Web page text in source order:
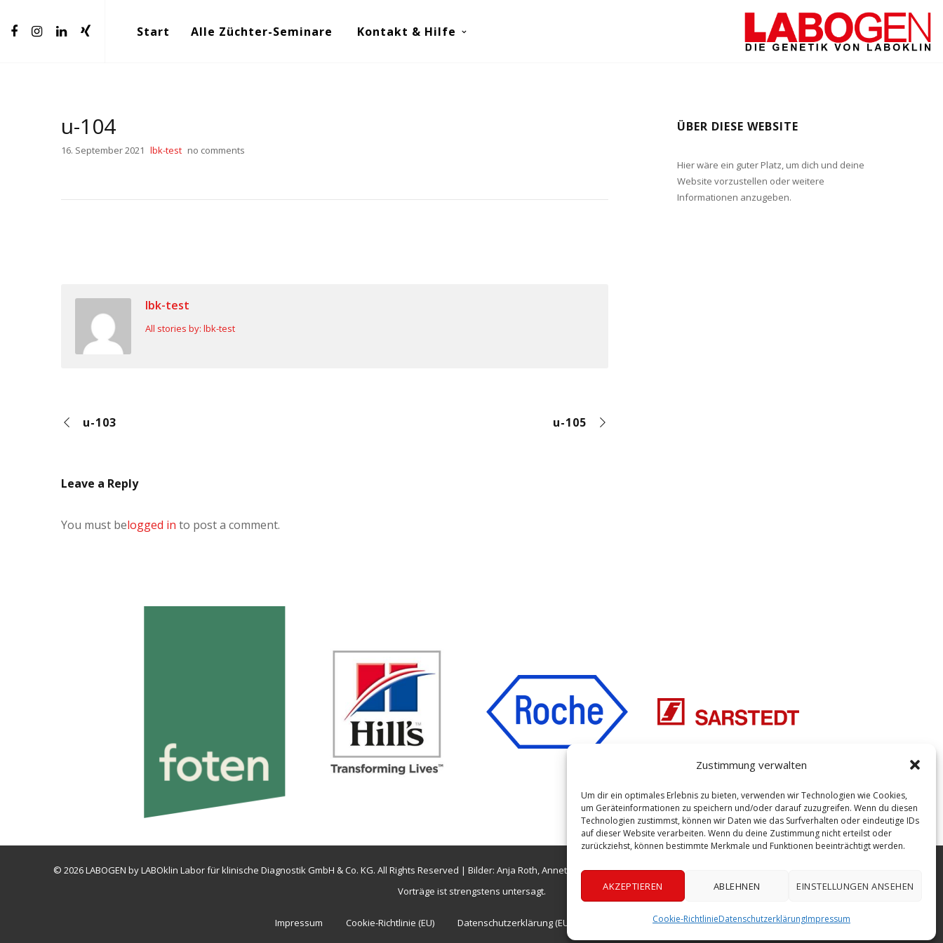
Zustimmung verwalten
Um dir ein optimales Erlebnis zu bieten, verwenden wir Technologien wie Cookies,
um Geräteinformationen zu speichern und/oder darauf zuzugreifen. Wenn du diesen
Technologien zustimmst, können wir Daten wie das Surfverhalten oder eindeutige IDs
auf dieser Website verarbeiten. Wenn du deine Zustimmung nicht erteilst oder
zurückziehst, können bestimmte Merkmale und Funktionen beeinträchtigt werden.
AKZEPTIEREN ABLEHNEN EINSTELLUNGEN ANSEHEN
Cookie-RichtlinieDatenschutzerklärungImpressum
Start Alle Züchter-Seminare Kontakt & Hilfe
u-104
16. September 2021 lbk-test no comments
lbk-test
All stories by: lbk-test
u-103 u-105
Leave a Reply
You must belogged in to post a comment.
ÜBER DIESE WEBSITE
Hier wäre ein guter Platz, um dich und deine
Website vorzustellen oder weitere
Informationen anzugeben.
© 2026 LABOGEN by LABOklin Labor für klinische Diagnostik GmbH & Co. KG. All Rights Reserved | Bilder: Anja Roth, Annett Wiest, Sarah Maas, Katrin vom Hagen | Die Aufnahme und Verbreitung der
Vorträge ist strengstens untersagt.
Impressum Cookie-Richtlinie (EU) Datenschutzerklärung (EU) Kontakt